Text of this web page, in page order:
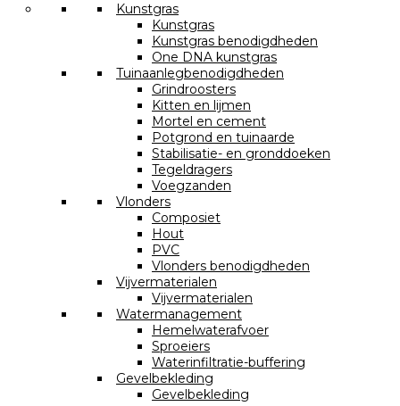
Kunstgras
Kunstgras
Kunstgras benodigdheden
One DNA kunstgras
Tuinaanlegbenodigdheden
Grindroosters
Kitten en lijmen
Mortel en cement
Potgrond en tuinaarde
Stabilisatie- en gronddoeken
Tegeldragers
Voegzanden
Vlonders
Composiet
Hout
PVC
Vlonders benodigdheden
Vijvermaterialen
Vijvermaterialen
Watermanagement
Hemelwaterafvoer
Sproeiers
Waterinfiltratie-buffering
Gevelbekleding
Gevelbekleding